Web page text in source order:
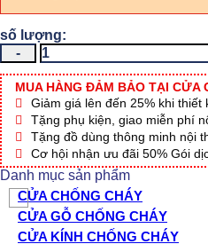
CỬA
NHỰA
ĐÀI
LOAN
05-
804FG
số
lượng
MUA HÀNG ĐẢM BẢO TẠI CỬA
Giảm giá lên đến 25% khi thiết
Tặng phụ kiện, giao miễn phí
Tặng đồ dùng thông minh nội
Cơ hội nhận ưu đãi 50% Gói
Danh mục sản phẩm
CỬA CHỐNG CHÁY
CỬA GỖ CHỐNG CHÁY
CỬA KÍNH CHỐNG CHÁY